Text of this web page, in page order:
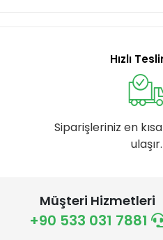
Hızlı
Siparişleriniz en
ulaşır.
Müşteri Hizmetleri
+90 533 031 7881